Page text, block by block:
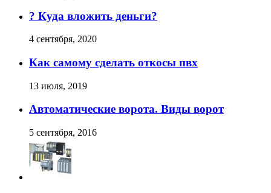
? Куда вложить деньги?
4 сентября, 2020
Как самому сделать откосы пвх
13 июля, 2019
Автоматические ворота. Виды ворот
5 сентября, 2016